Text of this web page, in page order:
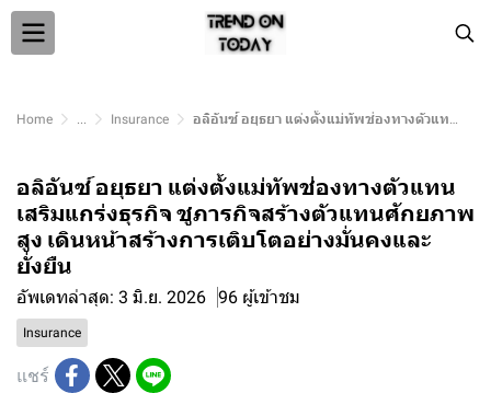
Home ... Insurance อลิอันซ์ อยุธยา แต่งตั้งแม่ทัพช่องทางตัวแทน เสริมแกร่งธุรกิจ ชูภารกิจสร้างตัวแทนศักยภาพสูง เดินหน้าสร้างการเติบโตอย่างมั่นคงและยั่งยืน
อลิอันซ์ อยุธยา แต่งตั้งแม่ทัพช่องทางตัวแทน
เสริมแกร่งธุรกิจ ชูภารกิจสร้างตัวแทนศักยภาพ
สูง เดินหน้าสร้างการเติบโตอย่างมั่นคงและ
ยั่งยืน
อัพเดทล่าสุด: 3 มิ.ย. 2026 96 ผู้เข้าชม
Insurance
แชร์